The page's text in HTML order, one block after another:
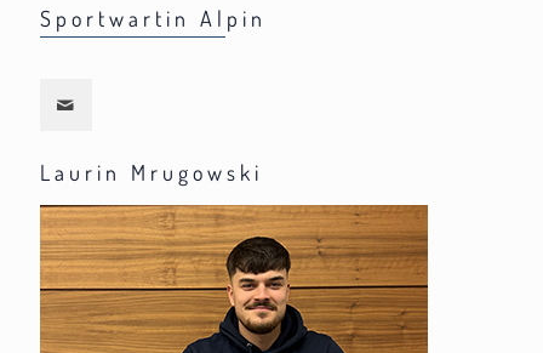
Sportwartin Alpin
Laurin Mrugowski